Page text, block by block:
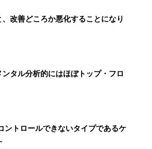
改善どころか悪化することになり
タル分析的にはほぼトップ・フロ
ントロールできないタイプであるケ